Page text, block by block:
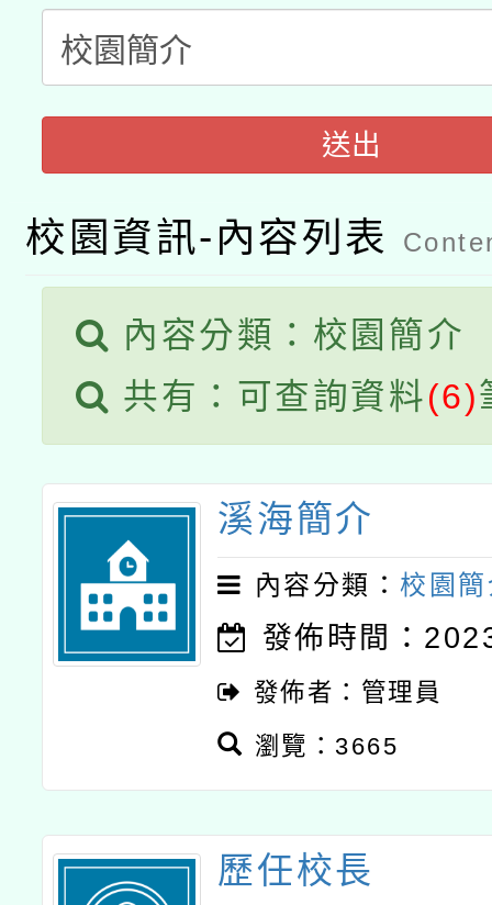
年度健康促進學校輔導
原住民族教育政策研討
族教育國際趨勢與發展
轉知教育部國民及學前
新北市政府教育局辦理
師專業成長研習實施
方素養工作坊新北場」
函轉國立臺灣師範大學
族語言臺北學習中心
轉知有關國立成功大學
件」活動簡章
年度COVID-19疫苗接
接種對象擴大為「滿6
接種之民眾」措施，延
月28日止
本市兒童口腔健康促進
宣導素材2份，請協助
管道加強宣導
送出
校園資訊-內容列表
內容分類：校園簡介
共有：可查詢資料(6)
溪海簡介
內容分類：校園
發佈時間：
發佈者：管理員
瀏覽：3665
歷任校長